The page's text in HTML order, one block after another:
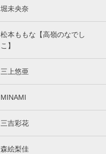
堀未央奈
松本ももな【高嶺のなでし
こ】
三上悠亜
MINAMI
三吉彩花
森絵梨佳